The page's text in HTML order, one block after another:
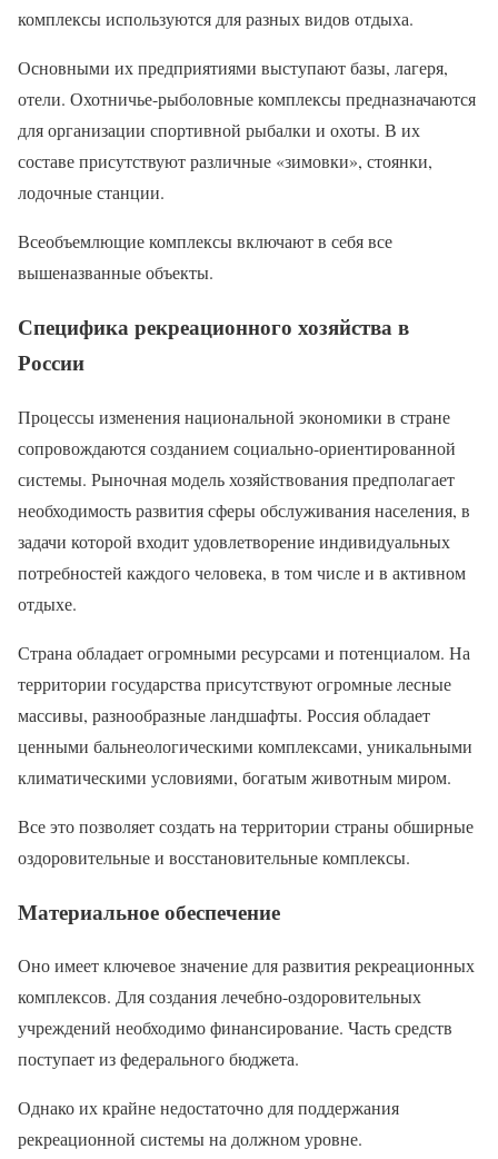
комплексы используются для разных видов отдыха.
Основными их предприятиями выступают базы, лагеря,
отели. Охотничье-рыболовные комплексы предназначаются
для организации спортивной рыбалки и охоты. В их
составе присутствуют различные «зимовки», стоянки,
лодочные станции.
Всеобъемлющие комплексы включают в себя все
вышеназванные объекты.
Специфика рекреационного хозяйства в
России
Процессы изменения национальной экономики в стране
сопровождаются созданием социально-ориентированной
системы. Рыночная модель хозяйствования предполагает
необходимость развития сферы обслуживания населения, в
задачи которой входит удовлетворение индивидуальных
потребностей каждого человека, в том числе и в активном
отдыхе.
Страна обладает огромными ресурсами и потенциалом. На
территории государства присутствуют огромные лесные
массивы, разнообразные ландшафты. Россия обладает
ценными бальнеологическими комплексами, уникальными
климатическими условиями, богатым животным миром.
Все это позволяет создать на территории страны обширные
оздоровительные и восстановительные комплексы.
Материальное обеспечение
Оно имеет ключевое значение для развития рекреационных
комплексов. Для создания лечебно-оздоровительных
учреждений необходимо финансирование. Часть средств
поступает из федерального бюджета.
Однако их крайне недостаточно для поддержания
рекреационной системы на должном уровне.